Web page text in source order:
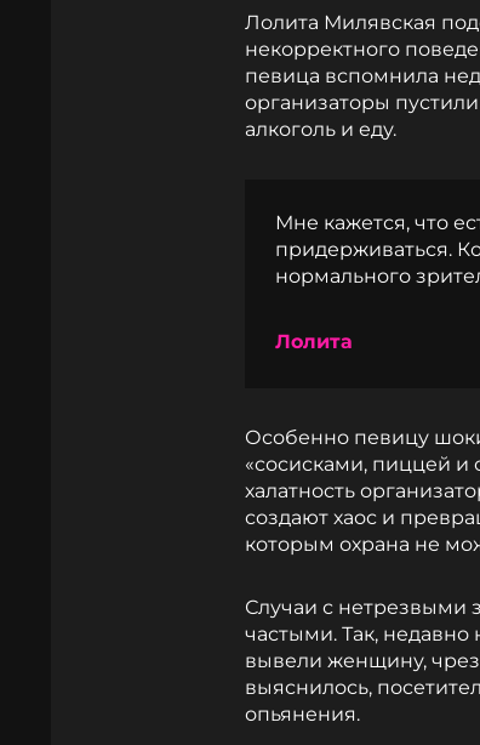
Лолита Милявская
некорректного
певица вспомнила
организаторы
алкоголь и еду.
Мне кажется, что
придерживаться.
нормального
Лолита
Особенно певицу
«сосисками, пиццей
халатность
создают хаос и
которым охрана не
Случаи с нетрезвыми
частыми. Так, недавно
вывели женщину,
выяснилось,
опьянения.